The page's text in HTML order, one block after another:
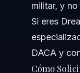
Fuentes
militar, y
Si eres
DACA y
Cómo